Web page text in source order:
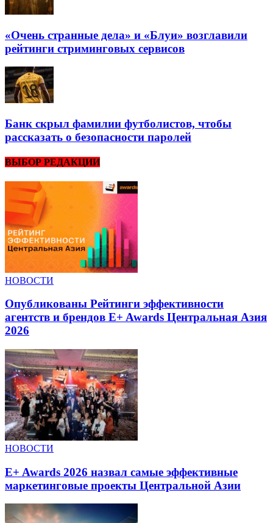
«Очень странные дела» и «Блуи» возглавили
рейтинги стриминговых сервисов
Банк скрыл фамилии футболистов, чтобы
рассказать о безопасности паролей
ВЫБОР РЕДАКЦИИ
НОВОСТИ
Опубликованы Рейтинги эффективности
агентств и брендов E+ Awards Центральная Азия
2026
НОВОСТИ
E+ Awards 2026 назвал самые эффективные
маркетинговые проекты Центральной Азии